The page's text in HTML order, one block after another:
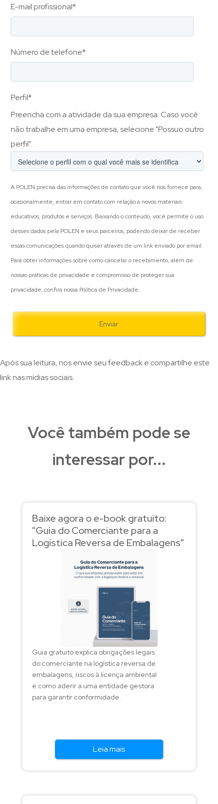
E-mail profissional*
Número de telefone*
Perfil*
Preencha com a atividade da sua empresa. Caso você
não trabalhe em uma empresa, selecione "Possuo outro
perfil".
A POLEN precisa das informações de contato que você nos fornece para,
ocasionalmente, entrar em contato com relação a novos materiais
educativos, produtos e serviços. Baixando o conteúdo, você permite o uso
desses dados pela POLEN e seus parceiros, podendo deixar de receber
essas comunicações quando quiser através de um link enviado por email.
Para obter informações sobre como cancelar o recebimento, além de
nossas práticas de privacidade e compromisso de proteger sua
privacidade, confira nossa Política de Privacidade.
Após sua leitura, nos envie seu feedback e compartilhe este
link nas mídias sociais.
Você também pode se
interessar por...
Baixe agora o e-book gratuito:
"Guia do Comerciante para a
Logística Reversa de Embalagens"
Guia gratuito explica obrigações legais
do comerciante na logística reversa de
embalagens, riscos à licença ambiental
e como aderir a uma entidade gestora
para garantir conformidade.
Leia mais